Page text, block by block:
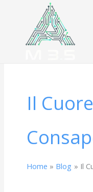
contenuto
Il
Home Blog Il